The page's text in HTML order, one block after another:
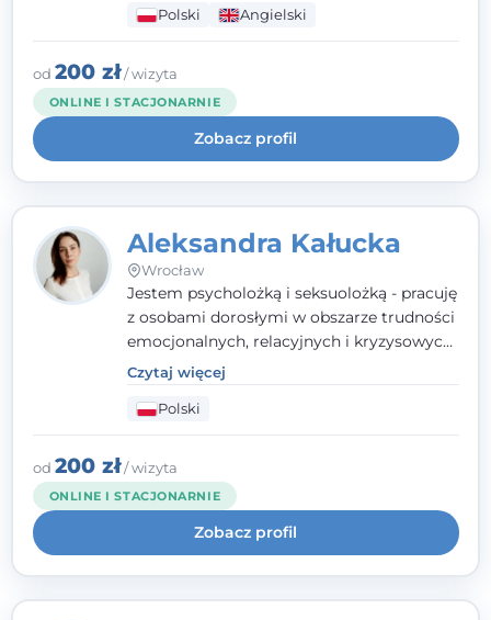
wypalenia zawodowego. Pracuję w języku
polskim i angielskim, w podejściu
humanistycznym, opartym na
partnerstwie i podmiotowości klienta.
Polski Angielski
od 200 zł/ wizyta
ONLINE I STACJONARNIE
Zobacz profil
Aleksandra Kałucka
Wrocław
Jestem psycholożką i seksuolożką - pracuję
z osobami dorosłymi w obszarze trudności
emocjonalnych, relacyjnych i kryzysowych,
w tym z osobami po doświadczeniach
przemocy. Ukończyłam psychologię
kliniczną oraz studia podyplomowe z
interwencji kryzysowej i seksuologii
klinicznej na SWPS we Wrocławiu. W pracy
kieruję się empatią, etyką zawodową i
uważnością na potrzeby klienta.
Czytaj więcej
Polski
od 200 zł/ wizyta
ONLINE I STACJONARNIE
Zobacz profil